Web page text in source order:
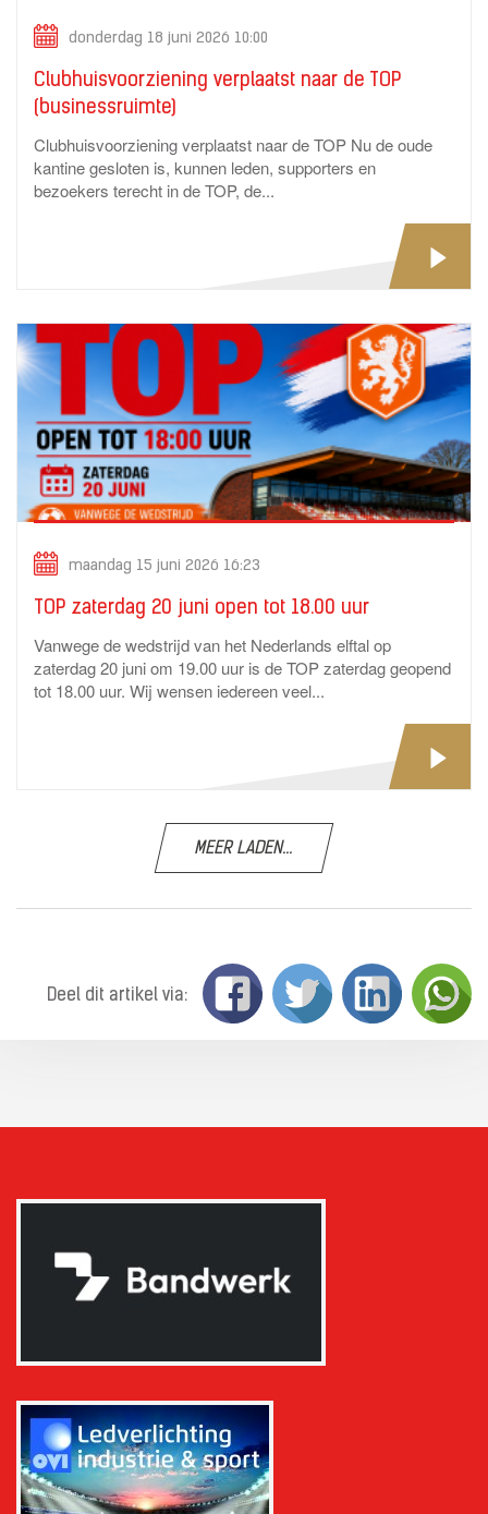
donderdag 18 juni 2026 10:00
Clubhuisvoorziening verplaatst naar de TOP
(businessruimte)
Clubhuisvoorziening verplaatst naar de TOP Nu de oude
kantine gesloten is, kunnen leden, supporters en
bezoekers terecht in de TOP, de...
maandag 15 juni 2026 16:23
TOP zaterdag 20 juni open tot 18.00 uur
Vanwege de wedstrijd van het Nederlands elftal op
zaterdag 20 juni om 19.00 uur is de TOP zaterdag geopend
tot 18.00 uur. Wij wensen iedereen veel...
MEER LADEN...
Deel dit artikel via: